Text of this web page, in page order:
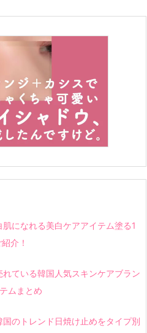
肌になれる美白ケアアイテム塗る1
介！
れている韓国人気スキンケアブラン
ムまとめ
国のトレンド日焼け止めをタイプ別